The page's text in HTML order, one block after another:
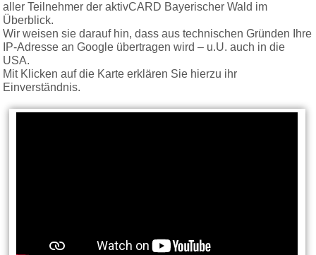
aller Teilnehmer der aktivCARD Bayerischer Wald im
Überblick.
Wir weisen sie darauf hin, dass aus technischen Gründen Ihre
IP-Adresse an Google übertragen wird – u.U. auch in die
USA.
Mit Klicken auf die Karte erklären Sie hierzu ihr
Einverständnis.